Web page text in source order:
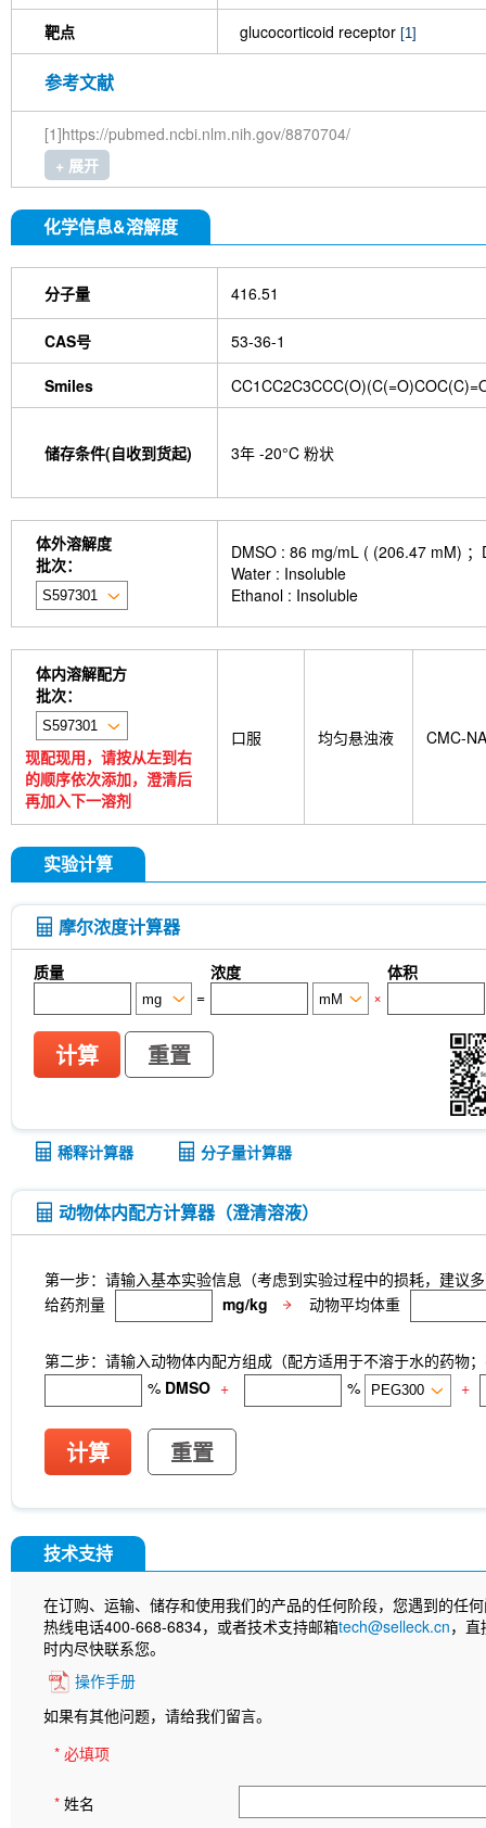
靶点 glucocorticoid receptor [1]
参考文献
[1]https://pubmed.ncbi.nlm.nih.gov/8870704/
+ 展开
化学信息&溶解度
分子量 416.51
CAS号 53-36-1
Smiles
储存条件(自收到货起) 3年 -20°C 粉状
体外溶解度
批次：
DMSO : 86 mg/mL ( (206.47 mM)
Water : Insoluble
Ethanol : Insoluble
体内溶解配方
批次：
现配现用，请按从左到右
的顺序依次添加，澄清后
再加入下一溶剂
口服 均匀悬浊液 CMC-NA
实验计算
摩尔浓度计算器
质量 浓度
体积
=
×
计算 重置
稀释计算器 分子量计算器
动物体内配方计算器（澄清溶液）
第一步：请输入基本实验信息（考虑到实验过程中的损耗，建议
给药剂量
mg/kg 动物平均体重
第二步：请输入动物体内配方组成（配方适用于不溶于水的药物
% DMSO + % +
计算 重置
技术支持
在订购、运输、储存和使用我们的产品的任何阶段，您遇到的任
热线电话400-668-6834，或者技术支持邮箱tech@selleck.cn，
时内尽快联系您。
操作手册
如果有其他问题，请给我们留言。
* 必填项
* 姓名